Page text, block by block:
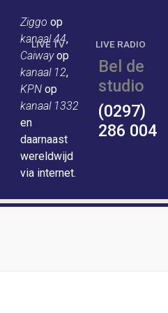
Ziggo op
kanaal 44,
Caiwayop
kanaal 12,
KPN op
kanaal 1332
en
daarnaast
wereldwijd
via internet.
LIVE TV LIVE RADIO
Bel de
studio
(0297)
286 004